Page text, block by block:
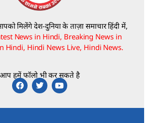
मिलेंगे देश-दुनिया के ताज़ा समाचार हिंदी में,
News in Hindi, Breaking News in
Hindi, Hindi News Live, Hindi News.
आप हमें फॉलो भी कर सकते है